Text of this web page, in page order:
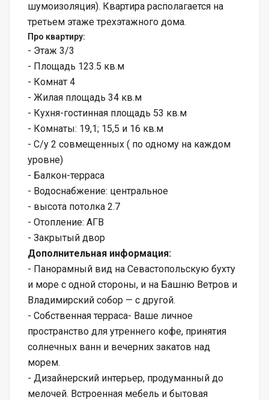
шумоизоляция). Квартира располагается на
третьем этаже трехэтажного дома.
Про квартиру:
- Этаж 3/3
- Площадь 123.5 кв.м
- Комнат 4
- Жилая площадь 34 кв.м
- Кухня-гостинная площадь 53 кв.м
- Комнаты: 19,1; 15,5 и 16 кв.м
- С/у 2 совмещенных ( по одному на каждом
уровне)
- Балкон-терраса
- Водоснабжение: центральное
- высота потолка 2.7
- Отопление: АГВ
- Закрытый двор
Дополнительная информация:
- Панорамный вид на Севастопольскую бухту
и море с одной стороны, и на Башню Ветров и
Владимирский собор — с другой.
- Собственная терраса- Ваше личное
пространство для утреннего кофе, принятия
солнечных ванн и вечерних закатов над
морем.
- Дизайнерский интерьер, продуманный до
мелочей. Встроенная мебель и бытовая